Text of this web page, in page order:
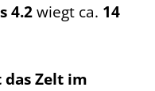
4.2wiegt ca. 14
das Zelt im